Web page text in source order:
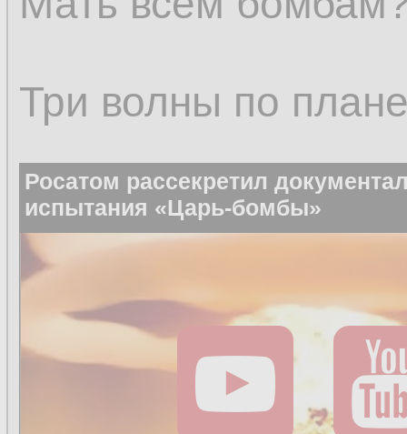
Три волны по
Росатом рассекретил
испытания «Царь-бомбы»